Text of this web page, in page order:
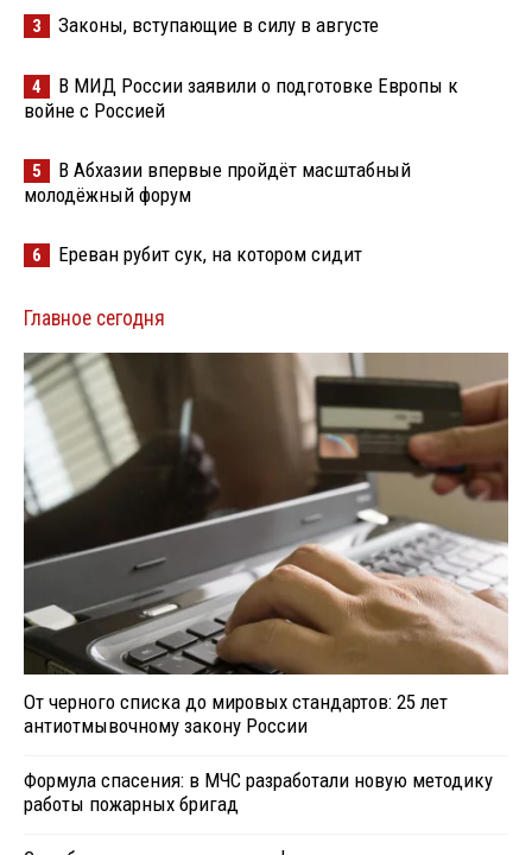
3 Законы, вступающие в силу в августе
4
В МИД России заявили о подготовке Европы к
войне с Россией
5
В Абхазии впервые пройдёт масштабный
молодёжный форум
6 Ереван рубит сук, на котором сидит
Главное сегодня
От черного списка до мировых стандартов: 25 лет
антиотмывочному закону России
Формула спасения: в МЧС разработали новую методику
работы пожарных бригад